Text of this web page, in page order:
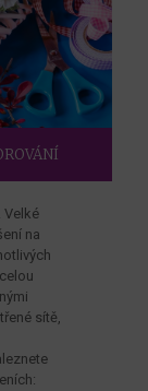
Velké
na
sítě,